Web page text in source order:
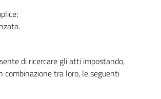
di ricercare gli atti impostando,
combinazione tra loro, le seguenti